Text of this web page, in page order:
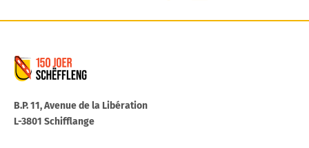
B.P. 11, Avenue de la Libération
L-3801 Schifflange